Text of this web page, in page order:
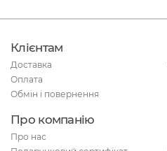
Клієнтам
Доставка
Оплата
Обмін і повернення
Про компанію
Про нас